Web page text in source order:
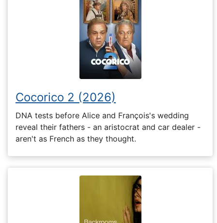
Cocorico 2 (2026)
DNA tests before Alice and François's wedding
reveal their fathers - an aristocrat and car dealer -
aren't as French as they thought.